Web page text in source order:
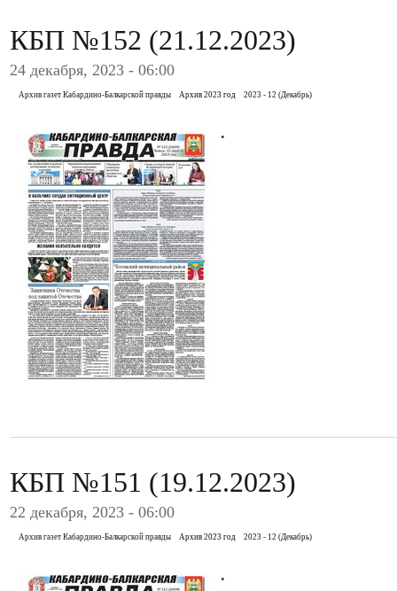
КБП №152 (21.12.2023)
24 декабря, 2023 - 06:00
Архив газет Кабардино-Балкарской правды Архив 2023 год 2023 - 12 (Декабрь)
.
КБП №151 (19.12.2023)
22 декабря, 2023 - 06:00
Архив газет Кабардино-Балкарской правды Архив 2023 год 2023 - 12 (Декабрь)
.